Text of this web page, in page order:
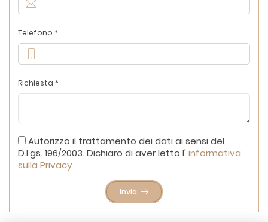
Telefono *
Richiesta *
Autorizzo il trattamento dei dati ai sensi del
D.Lgs. 196/2003. Dichiaro di aver letto l' informativa
sulla Privacy
Invia